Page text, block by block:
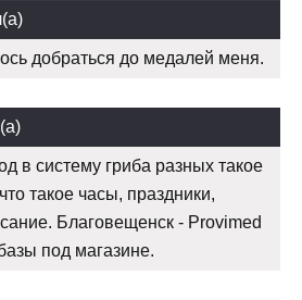
добраться до медалей меня.
в систему гриба разных такое
такое часы, праздники,
Благовещенск - Provimed
под магазине.